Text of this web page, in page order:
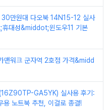
30만원대 다오북 14N15-12 실사
대성&middot;윈도우11 기본
맨워크 군자역 2호점 가격&midd
GA5YK) 실사용 후기:
노트북 추천, 이걸로 종결!